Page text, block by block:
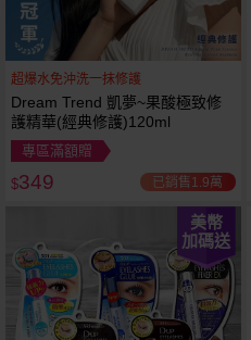
超爆水免沖洗一抹修護
Dream Trend 凱夢~果酸極致修
護精華(經典修護)120ml
專區滿額贈
$349 已銷售1.9萬
美幣
加碼送